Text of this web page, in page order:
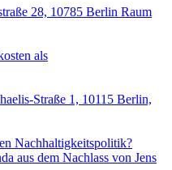
28, 10785 Berlin Raum
als
Straße 1, 10115 Berlin,
Nachhaltigkeitspolitik?
aus dem Nachlass von Jens